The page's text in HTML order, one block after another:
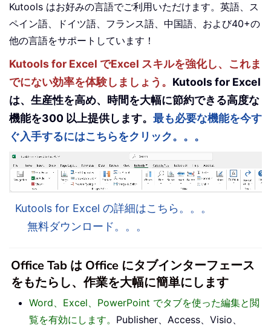
Kutools はお好みの言語でご利用いただけます。英語、ス
ペイン語、ドイツ語、フランス語、中国語、および40+の
他の言語をサポートしています！
Kutools for Excel でExcel スキルを強化し、これま
でにない効率を体験しましょう。 Kutools for Excel
は、生産性を高め、時間を大幅に節約できる高度な
機能を300 以上提供します。 最も必要な機能を今す
ぐ入手するにはこちらをクリック。。。
Kutools for Excel の詳細はこちら。。。
無料ダウンロード。。。
Office Tab は Office にタブインターフェース
をもたらし、作業を大幅に簡単にします
Word、Excel、PowerPoint でタブを使った編集と閲
覧を有効にします。 Publisher、Access、Visio、